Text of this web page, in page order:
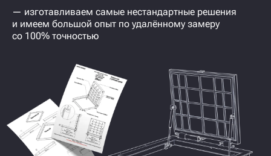
— изготавливаем самые нестандартные решения
и имеем большой опыт по удалённому замеру
со 100% точностью